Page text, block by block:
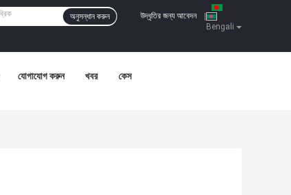
Bengali
উদ্ধৃতির জন্য আবেদন
অনুসন্ধান করুন
যোগাযোগ করুন খবর কেস